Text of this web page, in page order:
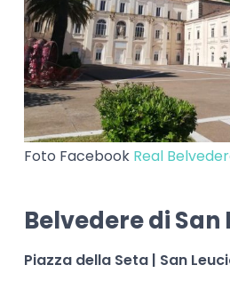
Foto Facebook Real
Belvedere di San
Piazza della Seta | San